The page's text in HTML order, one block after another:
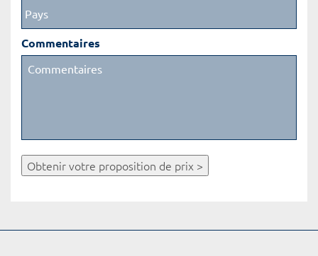
Commentaires
Obtenir votre proposition de prix >